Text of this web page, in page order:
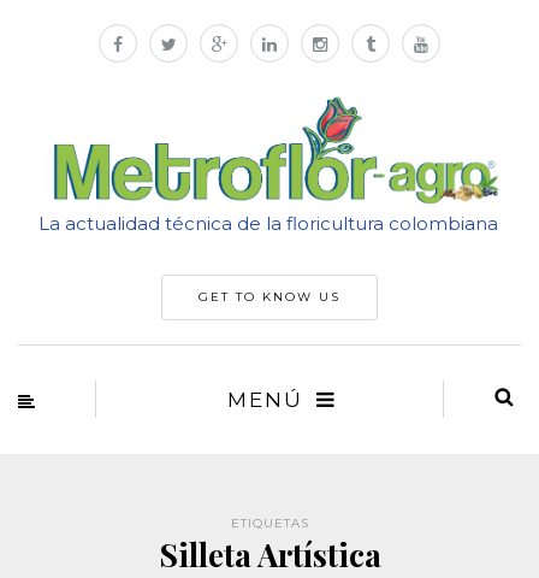
La actualidad técnica de la floricultura colombiana
GET TO KNOW US
MENÚ
ETIQUETAS
Silleta Artística